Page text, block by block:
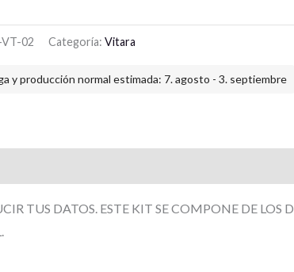
02 Categoría: Vitara
y producción normal estimada: 7. agosto - 3. septiembre
TUS DATOS. ESTE KIT SE COMPONE DE LOS